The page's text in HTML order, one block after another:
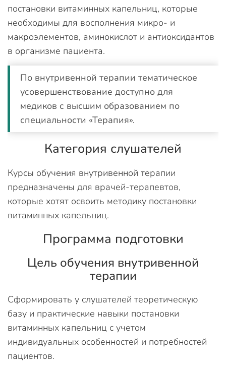
постановки витаминных капельниц, которые
необходимы для восполнения микро- и
макроэлементов, аминокислот и антиоксидантов
в организме пациента.
По внутривенной терапии тематическое
усовершенствование доступно для
медиков с высшим образованием по
специальности «Терапия».
Категория слушателей
Курсы обучения внутривенной терапии
предназначены для врачей-терапевтов,
которые хотят освоить методику постановки
витаминных капельниц.
Программа подготовки
Цель обучения внутривенной
терапии
Сформировать у слушателей теоретическую
базу и практические навыки постановки
витаминных капельниц с учетом
индивидуальных особенностей и потребностей
пациентов.